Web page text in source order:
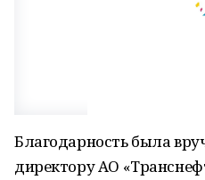
Благодарность была
директору АО